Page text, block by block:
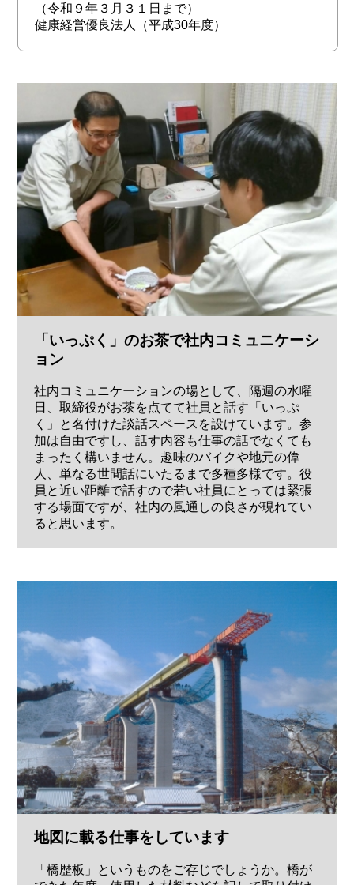
（令和９年３月３１日まで）
健康経営優良法人（平成30年度）
「いっぷく」のお茶で社内コミュニケーシ
ョン
社内コミュニケーションの場として、隔週の水曜
日、取締役がお茶を点てて社員と話す「いっぷ
く」と名付けた談話スペースを設けています。参
加は自由ですし、話す内容も仕事の話でなくても
まったく構いません。趣味のバイクや地元の偉
人、単なる世間話にいたるまで多種多様です。役
員と近い距離で話すので若い社員にとっては緊張
する場面ですが、社内の風通しの良さが現れてい
ると思います。
地図に載る仕事をしています
「橋歴板」というものをご存じでしょうか。橋が